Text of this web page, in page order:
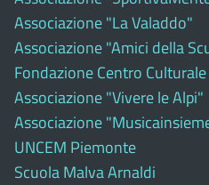
Associazione "La Valaddo"
Associazione "Amici della
Fondazione Centro
Associazione "Vivere le Alpi"
Associazione
UNCEM Piemonte
Scuola Malva Arnaldi